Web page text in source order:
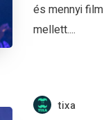
és mennyi
mellett....
tixa